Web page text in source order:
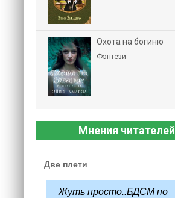
Охота на богиню
Фэнтези
Мнения читателей
Две плети
Жуть просто..БДСМ по